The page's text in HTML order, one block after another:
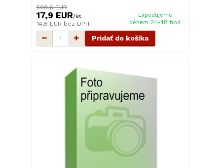
509,6 EUR
17,9 EUR/ks
14,6 EUR bez DPH
Expedujeme
během 24-48 hod
Pridať do košíka